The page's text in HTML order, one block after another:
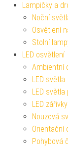
Lampičky a
Noční
Osvětlení
Stolní
LED osvětlení
Ambientní
LED světla
LED světla
LED zářivky
Nouzová
Orientační
Pohybová